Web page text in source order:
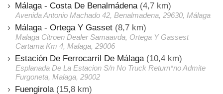
Málaga - Costa De Benalmádena (4,7 km)
Avenida Antonio Machado 42, Benalmadena, 29630, Málaga
Málaga - Ortega Y Gasset (8,7 km)
Malaga Citroen Dealer Samaavda, Ortega Y Gassest
Cartama Km 4, Malaga, 29006
Estación De Ferrocarril De Málaga (10,4 km)
Esplanada De La Estacion S/n No Truck Return*no Admite
Furgoneta, Malaga, 29002
Fuengirola (15,8 km)